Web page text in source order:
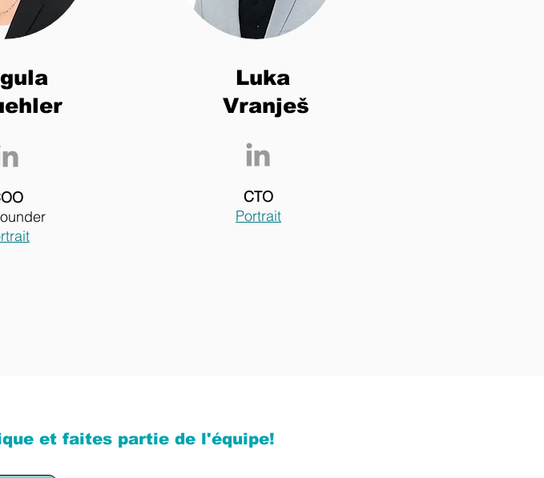
Luka
Vranješ
CTO
Portrait
et faites partie de l'équipe!